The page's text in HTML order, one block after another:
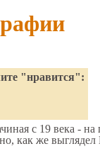
"нравится":
с 19 века - на
как же